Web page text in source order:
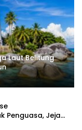
Laut Belitung
Penguasa, Jejak